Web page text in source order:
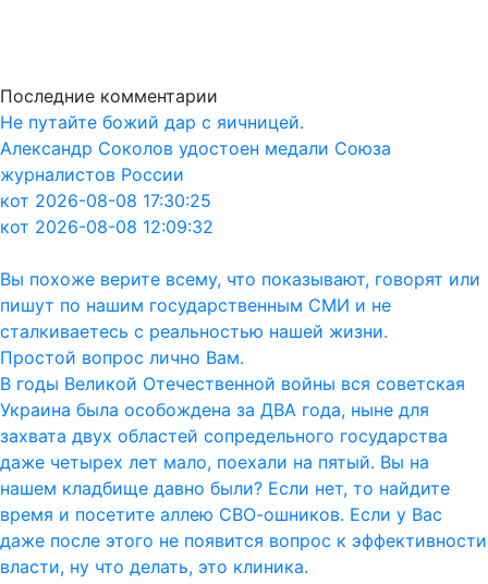
Последние комментарии
Не путайте божий дар с яичницей.
Александр Соколов удостоен медали Союза
журналистов России
кот 2026-08-08 17:30:25
кот 2026-08-08 12:09:32
Вы похоже верите всему, что показывают, говорят или
пишут по нашим государственным СМИ и не
сталкиваетесь с реальностью нашей жизни.
Простой вопрос лично Вам.
В годы Великой Отечественной войны вся советская
Украина была особождена за ДВА года, ныне для
захвата двух областей сопредельного государства
даже четырех лет мало, поехали на пятый. Вы на
нашем кладбище давно были? Если нет, то найдите
время и посетите аллею СВО-ошников. Если у Вас
даже после этого не появится вопрос к эффективности
власти, ну что делать, это клиника.